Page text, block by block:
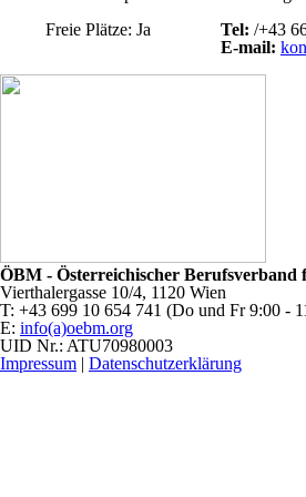
Freie Plätze: Ja
Tel: /+43
E-mail:
ÖBM - Österreichischer
Vierthalergasse 10/4, 1120 Wien
T: +43 699 10 654 741 (Do und Fr 9:00 -
E: info(a)oebm.org
UID Nr.: ATU70980003
Impressum | Datenschutzerklärung